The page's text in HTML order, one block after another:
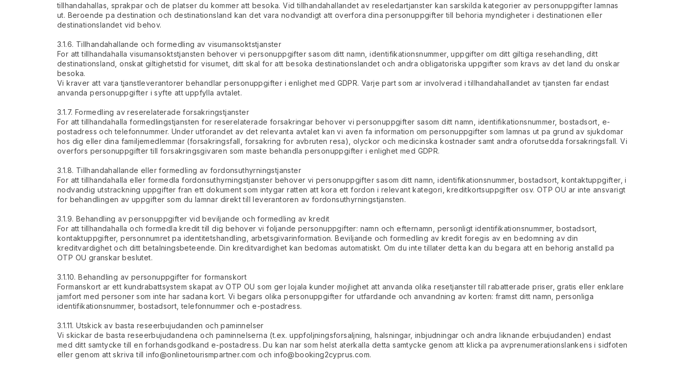
tillhandahallas, sprakpar och de platser du kommer att besoka. Vid tillhandahallandet av reseledartjanster kan sarskilda kategorier av personuppgifter lamnas
ut. Beroende pa destination och destinationsland kan det vara nodvandigt att overfora dina personuppgifter till behoria myndigheter i destinationen eller
destinationslandet vid behov.
3.1.6. Tillhandahallande och formedling av visumansoktstjanster
For att tillhandahalla visumansoktstjansten behover vi personuppgifter sasom ditt namn, identifikationsnummer, uppgifter om ditt giltiga resehandling, ditt
destinationsland, onskat giltighetstid for visumet, ditt skal for att besoka destinationslandet och andra obligatoriska uppgifter som kravs av det land du onskar
besoka.
Vi kraver att vara tjanstleverantorer behandlar personuppgifter i enlighet med GDPR. Varje part som ar involverad i tillhandahallandet av tjansten far endast
anvanda personuppgifter i syfte att uppfylla avtalet.
3.1.7. Formedling av reserelaterade forsakringstjanster
For att tillhandahalla formedlingstjansten for reserelaterade forsakringar behover vi personuppgifter sasom ditt namn, identifikationsnummer, bostadsort, e-
postadress och telefonnummer. Under utforandet av det relevanta avtalet kan vi aven fa information om personuppgifter som lamnas ut pa grund av sjukdomar
hos dig eller dina familjemedlemmar (forsakringsfall, forsakring for avbruten resa), olyckor och medicinska kostnader samt andra oforutsedda forsakringsfall. Vi
overfors personuppgifter till forsakringsgivaren som maste behandla personuppgifter i enlighet med GDPR.
3.1.8. Tillhandahallande eller formedling av fordonsuthyrningstjanster
For att tillhandahalla eller formedla fordonsuthyrningstjanster behover vi personuppgifter sasom ditt namn, identifikationsnummer, bostadsort, kontaktuppgifter, i
nodvandig utstrackning uppgifter fran ett dokument som intygar ratten att kora ett fordon i relevant kategori, kreditkortsuppgifter osv. OTP OU ar inte ansvarigt
for behandlingen av uppgifter som du lamnar direkt till leverantoren av fordonsuthyrningstjansten.
3.1.9. Behandling av personuppgifter vid beviljande och formedling av kredit
For att tillhandahalla och formedla kredit till dig behover vi foljande personuppgifter: namn och efternamn, personligt identifikationsnummer, bostadsort,
kontaktuppgifter, personnumret pa identitetshandling, arbetsgivarinformation. Beviljande och formedling av kredit foregis av en bedomning av din
kreditvardighet och ditt betalningsbeteende. Din kreditvardighet kan bedomas automatiskt. Om du inte tillater detta kan du begara att en behorig anstalld pa
OTP OU granskar beslutet.
3.1.10. Behandling av personuppgifter for formanskort
Formanskort ar ett kundrabattsystem skapat av OTP OU som ger lojala kunder mojlighet att anvanda olika resetjanster till rabatterade priser, gratis eller enklare
jamfort med personer som inte har sadana kort. Vi begars olika personuppgifter for utfardande och anvandning av korten: framst ditt namn, personliga
identifikationsnummer, bostadsort, telefonnummer och e-postadress.
3.1.11. Utskick av basta reseerbujudanden och paminnelser
Vi skickar de basta reseerbujudandena och paminnelserna (t.ex. uppfoljningsforsaljning, halsningar, inbjudningar och andra liknande erbujudanden) endast
med ditt samtycke till en forhandsgodkand e-postadress. Du kan nar som helst aterkalla detta samtycke genom att klicka pa avprenumerationslankens i sidfoten
eller genom att skriva tillinfo@onlinetourismpartner.com och info@booking2cyprus.com.